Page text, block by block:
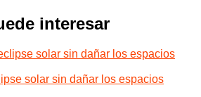
interesar
solar sin dañar los espacios